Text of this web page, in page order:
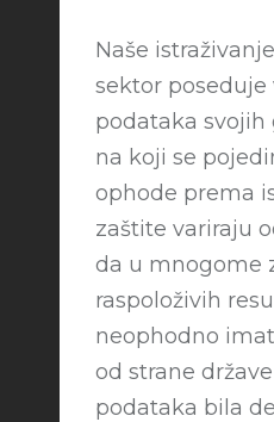
Naše
sektor
podataka svojih
na koji se
ophode prema
zaštite variraju
da u mnogome
raspoloživih
neophodno
od strane
podataka bila